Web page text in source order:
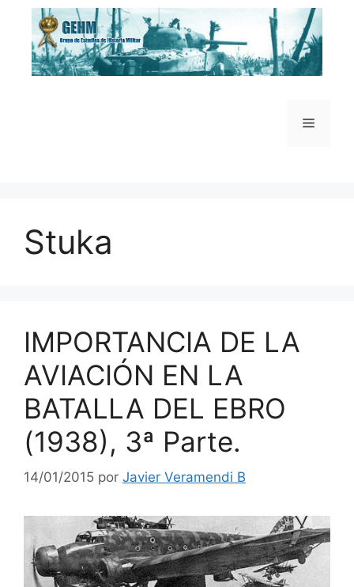
Saltar
contenido
Menú
Stuka
IMPORTANCIA DE LA
AVIACIÓN EN LA
BATALLA DEL EBRO
(1938), 3ª Parte.
14/01/2015 por Javier Veramendi B